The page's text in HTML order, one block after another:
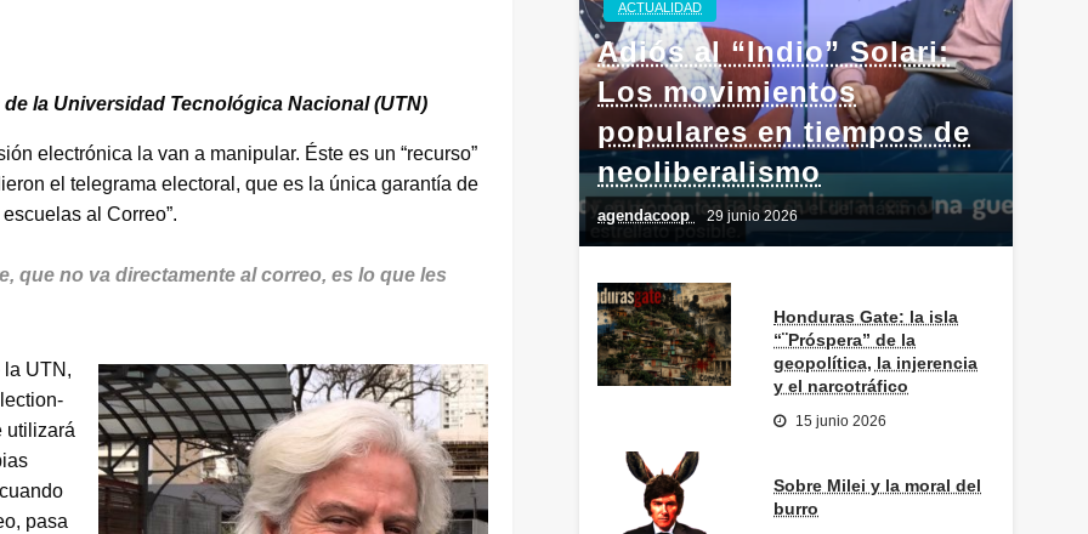
la Universidad Tecnológica Nacional (UTN)
electrónica la van a manipular. Éste es un “recurso”
el telegrama electoral, que es la única garantía de
al Correo”.
que no va directamente al correo, es lo que les
la UTN,
utilizará
pasa
ACTUALIDAD
Adiós al “Indio” Solari:
Los movimientos
populares en tiempos de
neoliberalismo
agendacoop 29 junio 2026
Honduras Gate: la isla
“¨Próspera” de la
geopolítica, la injerencia
y el narcotráfico
15 junio 2026
Sobre Milei y la moral del
burro